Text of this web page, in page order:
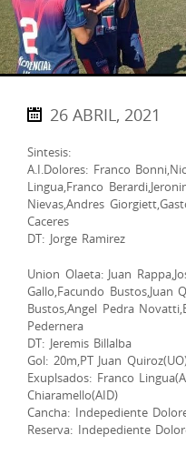
26 ABRIL, 2021
Sintesis:
A.I.Dolores: Franco
Lingua,Franco
Nievas,Andres
Caceres
DT: Jorge Ramirez
Union Olaeta: Juan
Gallo,Facundo Bustos,Juan
Bustos,Angel Pedra
Pedernera
DT: Jeremis Billalba
Gol: 20m,PT Juan
Exuplsados: Franco
Chiaramello(AID)
Cancha: Indepediente
Reserva: Indepediente